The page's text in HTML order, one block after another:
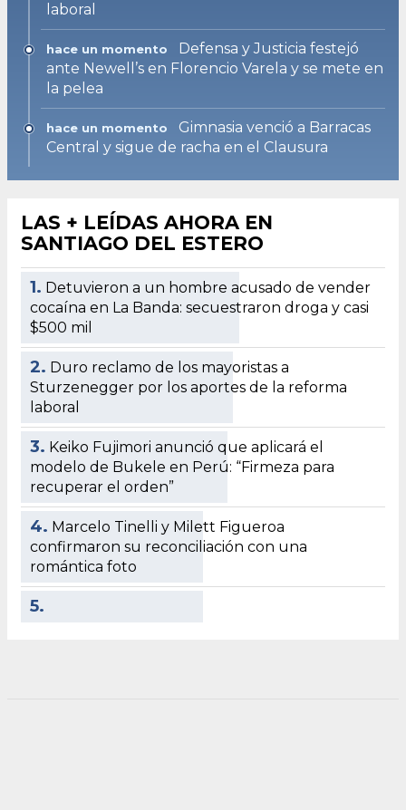
laboral
hace un momento
Defensa y Justicia festejó
ante Newell’s en Florencio Varela y se mete en
la pelea
hace un momento
Gimnasia venció a Barracas
Central y sigue de racha en el Clausura
LAS + LEÍDAS AHORA EN
SANTIAGO DEL ESTERO
1. Detuvieron a un hombre acusado de vender
cocaína en La Banda: secuestraron droga y casi
$500 mil
2. Duro reclamo de los mayoristas a
Sturzenegger por los aportes de la reforma
laboral
3. Keiko Fujimori anunció que aplicará el
modelo de Bukele en Perú: “Firmeza para
recuperar el orden”
4. Marcelo Tinelli y Milett Figueroa
confirmaron su reconciliación con una
romántica foto
5.